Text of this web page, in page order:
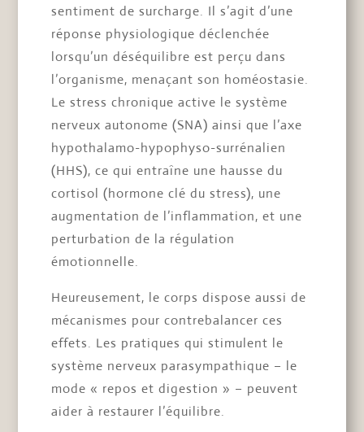
sentiment de surcharge. Il s’agit d’une
réponse physiologique déclenchée
lorsqu’un déséquilibre est perçu dans
l’organisme, menaçant son homéostasie.
Le stress chronique active le système
nerveux autonome (SNA) ainsi que l’axe
hypothalamo-hypophyso-surrénalien
(HHS), ce qui entraîne une hausse du
cortisol (hormone clé du stress), une
augmentation de l’inflammation, et une
perturbation de la régulation
émotionnelle.
Heureusement, le corps dispose aussi de
mécanismes pour contrebalancer ces
effets. Les pratiques qui stimulent le
système nerveux parasympathique – le
mode « repos et digestion » – peuvent
aider à restaurer l’équilibre.